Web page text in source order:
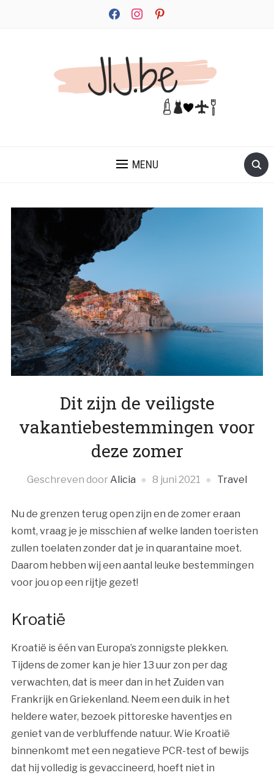
facebookinstagrampinterest
MENU
Dit zijn de veiligste
vakantiebestemmingen voor
deze zomer
Geschreven door Alicia 8 juni 2021 Travel
Nu de grenzen terug open zijn en de zomer eraan
komt, vraag je je misschien af welke landen toeristen
zullen toelaten zonder dat je in quarantaine moet.
Daarom hebben wij een aantal leuke bestemmingen
voor jou op een rijtje gezet!
Kroatië
Kroatië is één van Europa’s zonnigste plekken.
Tijdens de zomer kan je hier 13 uur zon per dag
verwachten, dat is meer dan in het Zuiden van
Frankrijk en Griekenland. Neem een duik in het
heldere water, bezoek pittoreske haventjes en
geniet van de verbluffende natuur. Wie Kroatië
binnenkomt met een negatieve PCR-test of bewijs
dat hij volledig is gevaccineerd, hoeft niet in